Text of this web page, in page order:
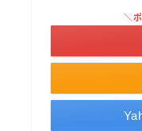
＼